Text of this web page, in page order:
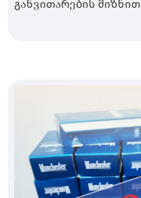
განვითარების მიზნით